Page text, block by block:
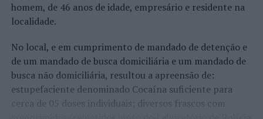
homem, de 46 anos de idade, empresário e residente na
localidade.
No local, e em cumprimento de mandado de detenção e
de um mandado de busca domiciliária e um mandado de
busca não domiciliária, resultou a apreensão de:
estupefaciente denominado Cocaína suficiente para
cerca de 05 doses individuais; diversos frascos com